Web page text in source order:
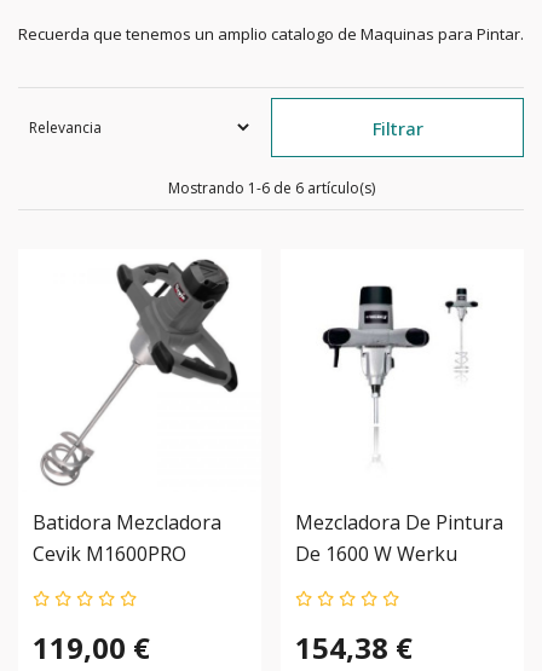
Recuerda que tenemos un amplio catalogo de Maquinas para Pintar.
Filtrar
Mostrando 1-6 de 6 artículo(s)
Batidora Mezcladora
Cevik M1600PRO
119,00 €
Mezcladora De Pintura
De 1600 W Werku
WK403240
154,38 €